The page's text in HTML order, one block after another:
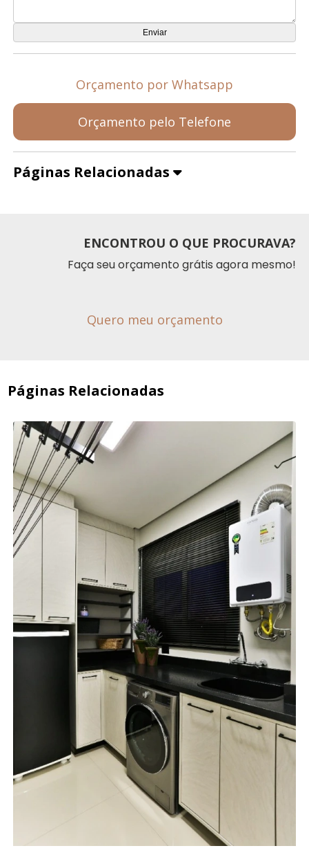
Orçamento por Whatsapp
Orçamento pelo Telefone
Páginas Relacionadas
ENCONTROU O QUE PROCURAVA?
Faça seu orçamento grátis agora mesmo!
Quero meu orçamento
Páginas Relacionadas